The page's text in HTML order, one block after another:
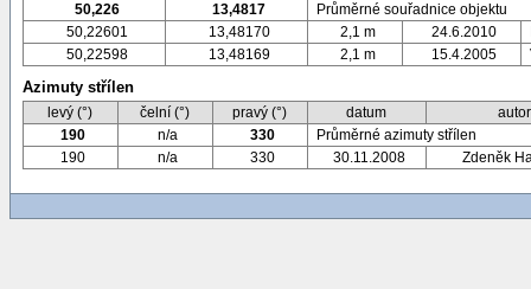
50,226
13,4817
Průměrné souřadnice objektu
50,22601
13,48170 2,1 m 24.6.2010
50,22598
13,48169 2,1 m 15.4.2005
Azimuty střílen
levý (°) čelní (°) pravý (°) datum
autor
190
n/a 330
Průměrné azimuty střílen
190
n/a 330 30.11.2008 Zdeněk